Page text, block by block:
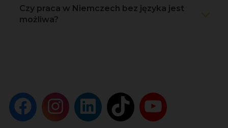
Czy praca w Niemczech bez języka jest
możliwa?